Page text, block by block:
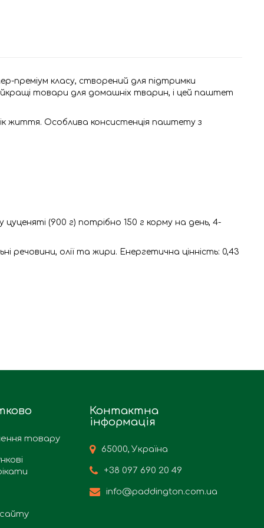
преміум класу, створений для підтримки
товари для домашніх тварин, і цей паштет
життя. Особлива консистенція паштету з
(900 г) потрібно 150 г корму на день, 4-
речовини, олії та жири. Енергетична цінність: 0,43
товару
Контактна
інформація
65000, Україна
+38 097 690 20 49
info@paddington.com.ua